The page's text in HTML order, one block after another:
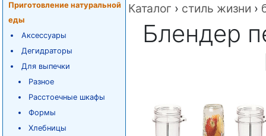
Приготовление натуральной
еды
Аксессуары
Дегидраторы
Для выпечки
Разное
Расстоечные шкафы
Формы
Хлебницы
Каталог › стиль жизни ›
Блендер